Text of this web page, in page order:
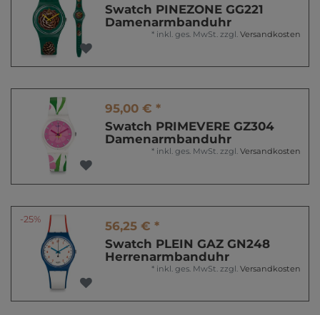
Swatch PINEZONE GG221
Damenarmbanduhr
* inkl. ges. MwSt. zzgl. Versandkosten
95,00 € *
Swatch PRIMEVERE GZ304
Damenarmbanduhr
* inkl. ges. MwSt. zzgl. Versandkosten
-25%
56,25 € *
Swatch PLEIN GAZ GN248
Herrenarmbanduhr
* inkl. ges. MwSt. zzgl. Versandkosten